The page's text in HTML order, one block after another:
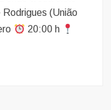
(União
20:00 h